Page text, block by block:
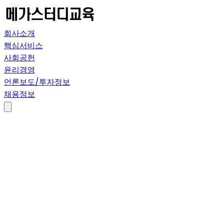
회사소개
핵심서비스
사회공헌
윤리경영
언론보도/투자정보
채용정보